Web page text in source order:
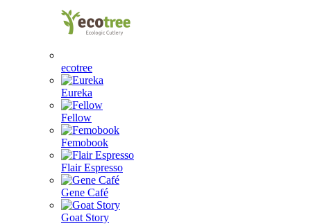
ecotree
Eureka
Fellow
Femobook
Flair Espresso
Gene Café
Goat Story